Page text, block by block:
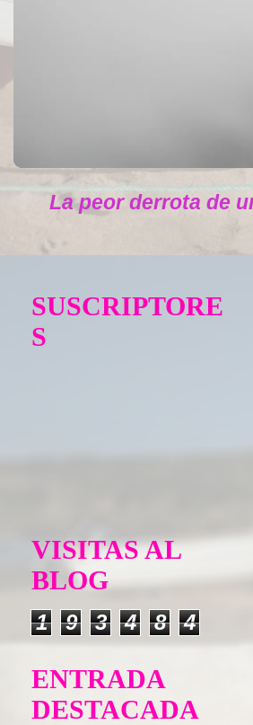
La peor derrota de
SUSCRIPTORE
S
VISITAS AL
BLOG
1 9 3 4 8 4
ENTRADA
DESTACADA